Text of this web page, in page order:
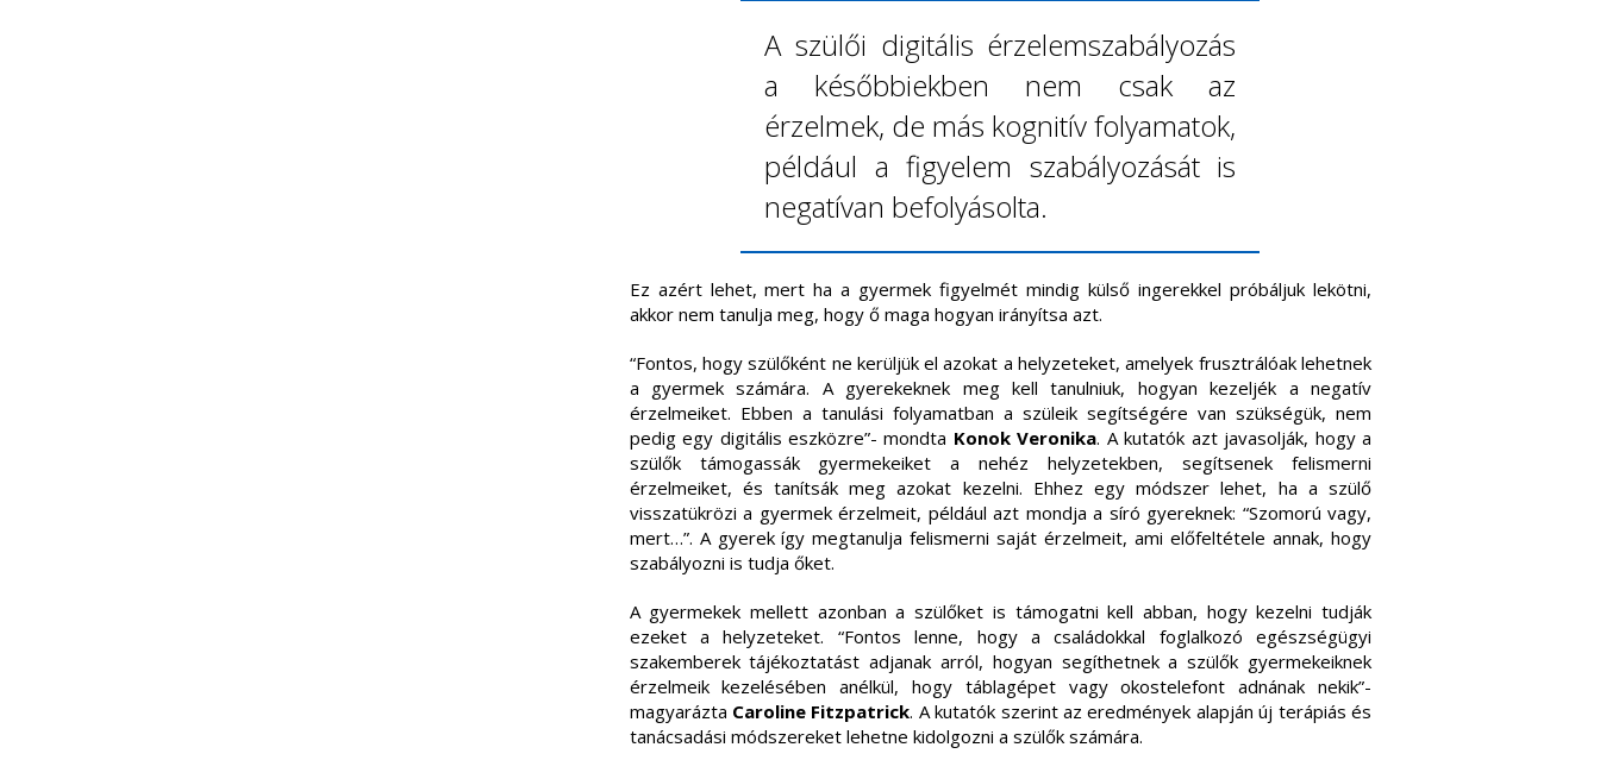
A szülői digitális érzelemszabályozás
a későbbiekben nem csak az
érzelmek, de más kognitív folyamatok,
például a figyelem szabályozását is
negatívan befolyásolta.
Ez azért lehet, mert ha a gyermek figyelmét mindig külső ingerekkel próbáljuk lekötni,
akkor nem tanulja meg, hogy ő maga hogyan irányítsa azt.
“Fontos, hogy szülőként ne kerüljük el azokat a helyzeteket, amelyek frusztrálóak lehetnek
a gyermek számára. A gyerekeknek meg kell tanulniuk, hogyan kezeljék a negatív
érzelmeiket. Ebben a tanulási folyamatban a szüleik segítségére van szükségük, nem
pedig egy digitális eszközre”- mondta Konok Veronika. A kutatók azt javasolják, hogy a
szülők támogassák gyermekeiket a nehéz helyzetekben, segítsenek felismerni
érzelmeiket, és tanítsák meg azokat kezelni. Ehhez egy módszer lehet, ha a szülő
visszatükrözi a gyermek érzelmeit, például azt mondja a síró gyereknek: “Szomorú vagy,
mert…”. A gyerek így megtanulja felismerni saját érzelmeit, ami előfeltétele annak, hogy
szabályozni is tudja őket.
A gyermekek mellett azonban a szülőket is támogatni kell abban, hogy kezelni tudják
ezeket a helyzeteket. “Fontos lenne, hogy a családokkal foglalkozó egészségügyi
szakemberek tájékoztatást adjanak arról, hogyan segíthetnek a szülők gyermekeiknek
érzelmeik kezelésében anélkül, hogy táblagépet vagy okostelefont adnának nekik”-
magyarázta Caroline Fitzpatrick. A kutatók szerint az eredmények alapján új terápiás és
tanácsadási módszereket lehetne kidolgozni a szülők számára.